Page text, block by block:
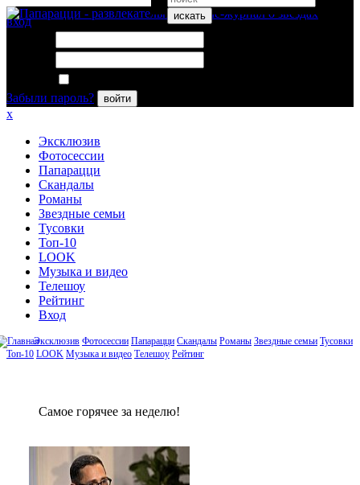
искать
вход
Забыли пароль?
войти
x
Эксклюзив
Фотосессии
Папарацци
Скандалы
Романы
Звездные семьи
Тусовки
Топ-10
LOOK
Музыка и видео
Телешоу
Рейтинг
Вход
Эксклюзив Фотосессии Папарацци Скандалы Романы Звездные семьи Тусовки
Топ-10 LOOK Музыка и видео Телешоу Рейтинг
Сaмое гoрячее за неделю!